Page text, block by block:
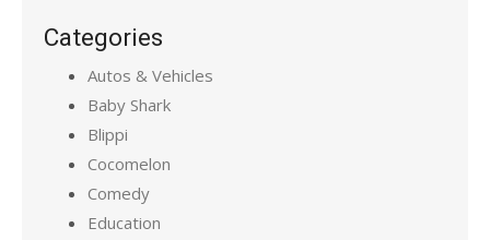
Categories
Autos & Vehicles
Baby Shark
Blippi
Cocomelon
Comedy
Education